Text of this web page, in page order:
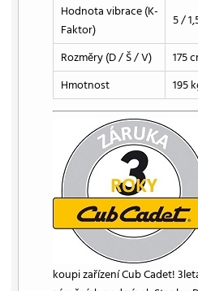
Hodnota vibrace (K-
Faktor)
5 /
Rozměry (D / Š / V)
175
Hmotnost
195
koupi zařízení Cub Cadet!